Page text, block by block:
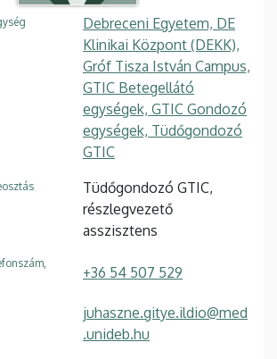
Debreceni Egyetem, DE
Klinikai Központ (DEKK),
Gróf Tisza István Campus,
GTIC Betegellátó
egységek, GTIC Gondozó
egységek, Tüdőgondozó
GTIC
Tüdőgondozó GTIC,
részlegvezető
asszisztens
+36 54 507 529
juhaszne.gitye.ildio@med
.unideb.hu